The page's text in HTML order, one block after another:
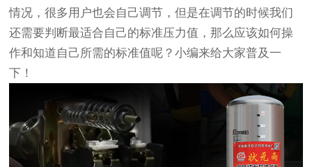
情况，很多用户也会自己调节，但是在调节的时候我们
还需要判断最适合自己的标准压力值，那么应该如何操
作和知道自己所需的标准值呢？小编来给大家普及一
下！